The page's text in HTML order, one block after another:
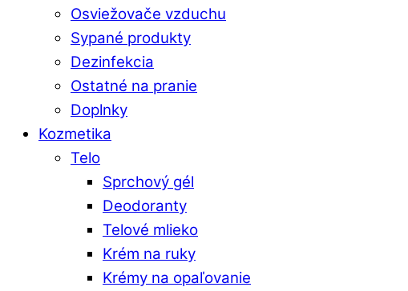
Osviežovače vzduchu
Sypané produkty
Dezinfekcia
Ostatné na pranie
Doplnky
Kozmetika
Telo
Sprchový gél
Deodoranty
Telové mlieko
Krém na ruky
Krémy na opaľovanie